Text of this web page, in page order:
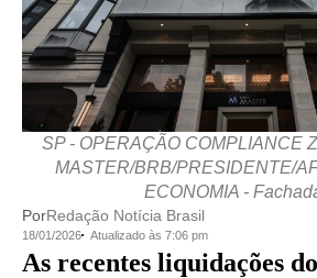
SP - OPERAÇÃO COMPLIANCE
MASTER/BRB/PRESIDENTE/
ECONOMIA -
PorRedação Notícia Brasil
18/01/2026 Atualizado às 7:06 pm
As recentes liquidações